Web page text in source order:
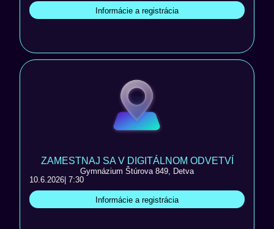
Informácie a registrácia
ZAMESTNAJ SA V DIGITÁLNOM ODVETVÍ
Gymnázium Štúrova 849, Detva
10.6.2026 | 7:30
Informácie a registrácia